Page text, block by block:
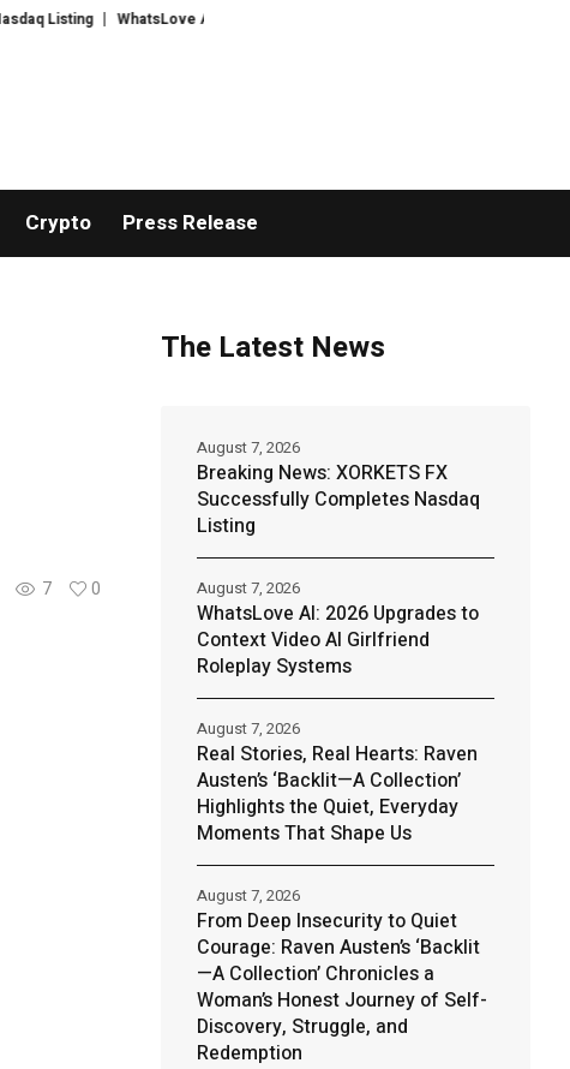
WhatsLove AI: 2026 Upgrades to Context Video AI Girlfriend Roleplay Systems
Crypto Press Release
7 0
The Latest News
Breaking News: XORKETS FX
Successfully Completes Nasdaq
Listing
August 7, 2026
WhatsLove AI: 2026 Upgrades to
Context Video AI Girlfriend
Roleplay Systems
August 7, 2026
Real Stories, Real Hearts: Raven
Austen’s ‘Backlit—A Collection’
Highlights the Quiet, Everyday
Moments That Shape Us
August 7, 2026
From Deep Insecurity to Quiet
Courage: Raven Austen’s ‘Backlit
—A Collection’ Chronicles a
Woman’s Honest Journey of Self-
Discovery, Struggle, and
Redemption
August 7, 2026